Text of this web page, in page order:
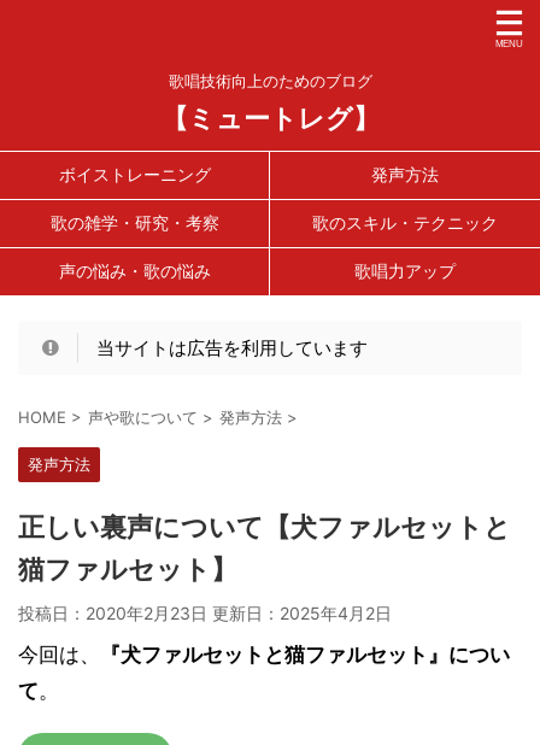
歌唱技術向上のためのブログ
【ミュートレグ】
ボイストレーニング 発声方法
歌の雑学・研究・考察 歌のスキル・テクニック
声の悩み・歌の悩み 歌唱力アップ
当サイトは広告を利用しています
HOME > 声や歌について > 発声方法 >
発声方法
正しい裏声について【犬ファルセットと
猫ファルセット】
投稿日：2020年2月23日 更新日： 2025年4月2日
今回は、
『犬ファルセットと猫ファルセット』につい
て。